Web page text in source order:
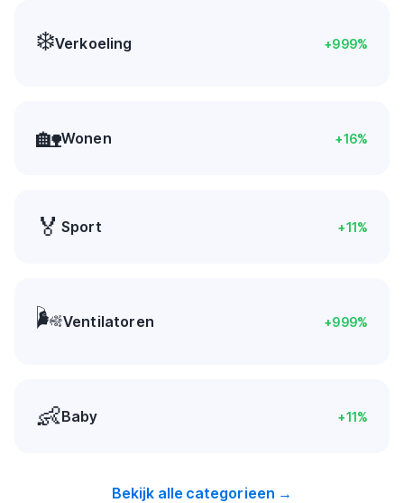
❄️Verkoeling +999%
🏡Wonen +16%
🏅 Sport +11%
🌬️Ventilatoren +999%
👶Baby +11%
Bekijk alle categorieen →